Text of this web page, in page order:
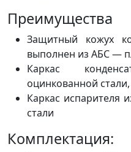
Преимущества
Защитный кожух
выполнен из АБС —
Каркас
оцинкованной
Каркас испарителя
стали
Комплектация: